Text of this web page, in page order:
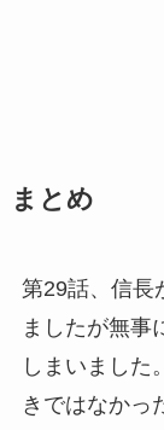
まとめ
第29話、信長
ましたが無事
しまいました
きではなかっ